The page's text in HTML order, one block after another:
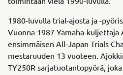
1980-luvulla trial-ajosta ja -
Vuonna 1987 Yamaha-kuljettaja
ensimmäisen All-Japan Trials
mestaruuden 13 vuoteen.
TY250R sarjatuotantopyörä,